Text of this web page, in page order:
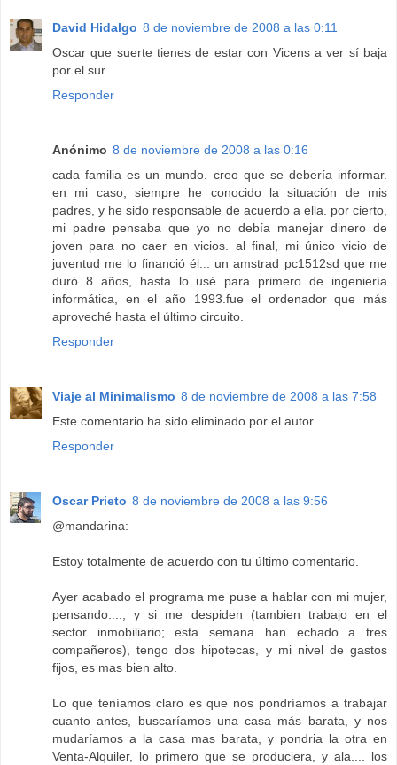
David Hidalgo 8 de noviembre de 2008 a las 0:11
Oscar que suerte tienes de estar con Vicens a ver sí baja
por el sur
Responder
Anónimo 8 de noviembre de 2008 a las 0:16
cada familia es un mundo. creo que se debería informar.
en mi caso, siempre he conocido la situación de mis
padres, y he sido responsable de acuerdo a ella. por cierto,
mi padre pensaba que yo no debía manejar dinero de
joven para no caer en vicios. al final, mi único vicio de
juventud me lo financió él... un amstrad pc1512sd que me
duró 8 años, hasta lo usé para primero de ingeniería
informática, en el año 1993.fue el ordenador que más
aproveché hasta el último circuito.
Responder
Viaje al Minimalismo 8 de noviembre de 2008 a las 7:58
Este comentario ha sido eliminado por el autor.
Responder
Oscar Prieto 8 de noviembre de 2008 a las 9:56
@mandarina:
Estoy totalmente de acuerdo con tu último comentario.
Ayer acabado el programa me puse a hablar con mi mujer,
pensando...., y si me despiden (tambien trabajo en el
sector inmobiliario; esta semana han echado a tres
compañeros), tengo dos hipotecas, y mi nivel de gastos
fijos, es mas bien alto.
Lo que teníamos claro es que nos pondríamos a trabajar
cuanto antes, buscaríamos una casa más barata, y nos
mudaríamos a la casa mas barata, y pondria la otra en
Venta-Alquiler, lo primero que se produciera, y ala.... los